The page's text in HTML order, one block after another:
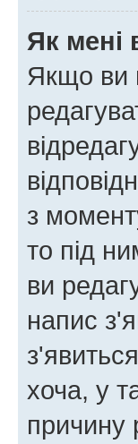
Як мені
Якщо ви
з
то під
ви
напис
хоча, у
причину